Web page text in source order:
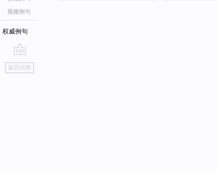
视频例句
权威例句
go
top
返回词典